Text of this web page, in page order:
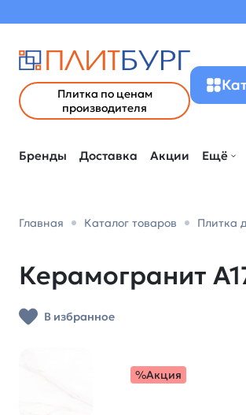
Плитка по ценам
производителя
Бренды Доставка Акции Ещё
Главная Каталог товаров Плитка
Керамогранит
В избранное
%Акция